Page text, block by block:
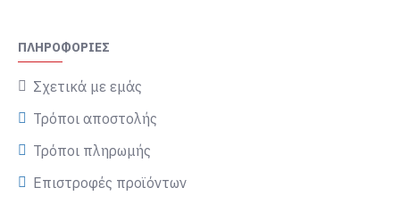
ΠΛΗΡΟΦΟΡΊΕΣ
Σχετικά με εμάς
Τρόποι αποστολής
Τρόποι πληρωμής
Επιστροφές προϊόντων